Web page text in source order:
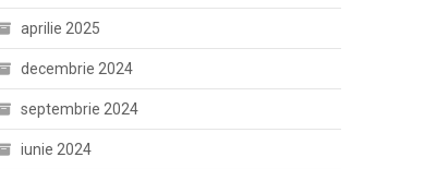
aprilie 2025
decembrie 2024
septembrie 2024
iunie 2024